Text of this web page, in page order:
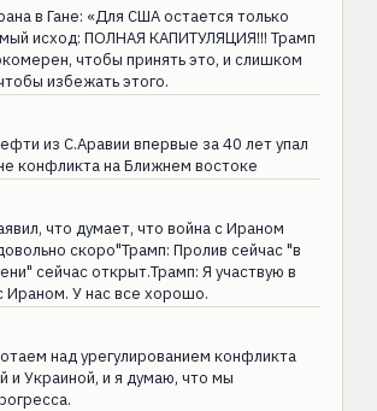
в Гане: «Для США остаeтся только
исход: ПОЛНАЯ КАПИТУЛЯЦИЯ!!! Трамп
чтобы принять это, и слишком
избежать этого.
из С.Аравии впервые за 40 лет упал
конфликта на Ближнем востоке
что думает, что война с Ираном
скоро"Трамп: Пролив сейчас "в
сейчас открыт.Трамп: Я участвую в
Ираном. У нас все хорошо.
над урегулированием конфликта
и Украиной, и я думаю, что мы